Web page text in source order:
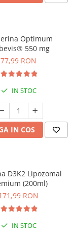
Optimum
550 mg
77,99 RON
IN STOC
IN COS
D3K2 Lipozomal
(200ml)
RON
IN STOC